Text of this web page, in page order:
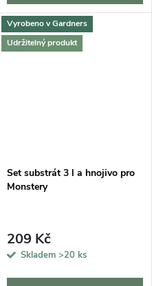
Vyrobeno v Gardners
Udržitelný produkt
Set substrát 3 l a hnojivo pro
Monstery
209 Kč
Skladem >20 ks